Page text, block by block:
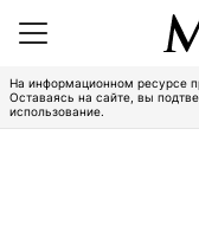
На информационном ресурсе
Оставаясь на сайте, вы
использование.